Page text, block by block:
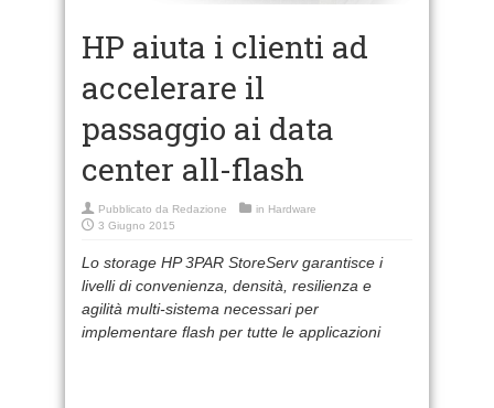
HP aiuta i clienti ad
accelerare il
passaggio ai data
center all-flash
Pubblicato da Redazione in Hardware
3 Giugno 2015
Lo storage HP 3PAR StoreServ garantisce i
livelli di convenienza, densità, resilienza e
agilità multi-sistema necessari per
implementare flash per tutte le applicazioni